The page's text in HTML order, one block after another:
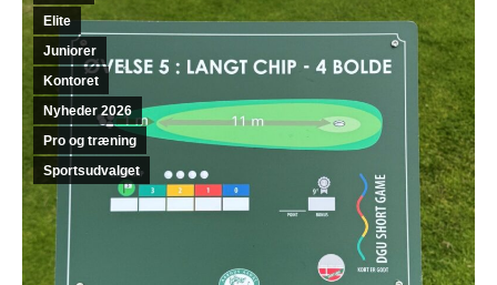
Elite
Juniorer
Kontoret
Nyheder 2026
Pro og træning
Sportsudvalget